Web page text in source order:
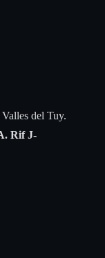
del Tuy.
Rif J-